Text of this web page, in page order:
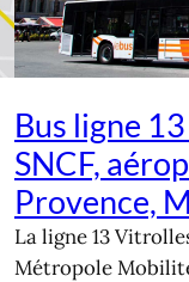
Bus ligne
SNCF,
Provence,
La ligne 13
Métropole